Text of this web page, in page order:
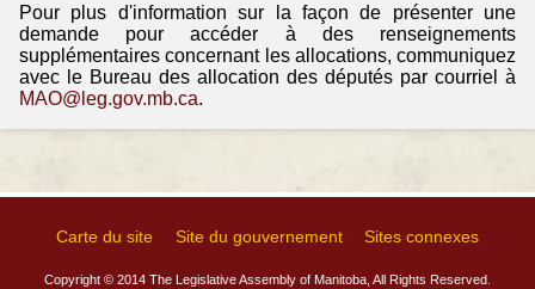
Pour plus d'information sur la façon de présenter une
demande pour accéder à des renseignements
supplémentaires concernant les allocations, communiquez
avec le Bureau des allocation des députés par courriel à
MAO@leg.gov.mb.ca.
Carte du site Site du gouvernement Sites connexes
Copyright © 2014 The Legislative Assembly of Manitoba, All Rights Reserved.